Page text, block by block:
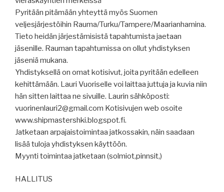
Pyritään pitämään yhteyttä myös Suomen
veljesjärjestöihin Rauma/Turku/Tampere/Maarianhamina.
Tieto heidän järjestämisistä tapahtumista jaetaan
jäsenille. Rauman tapahtumissa on ollut yhdistyksen
jäseniä mukana.
Yhdistyksellä on omat kotisivut, joita pyritään edelleen
kehittämään. Lauri Vuoriselle voi laittaa juttuja ja kuvia niin
hän sitten laittaa ne sivuille. Laurin sähköposti:
vuorinenlauri2@gmail.com Kotisivujen web osoite
www.shipmastershki.blogspot.fi.
Jatketaan arpajaistoimintaa jatkossakin, näin saadaan
lisää tuloja yhdistyksen käyttöön.
Myynti toimintaa jatketaan (solmiot,pinnsit,)
HALLITUS